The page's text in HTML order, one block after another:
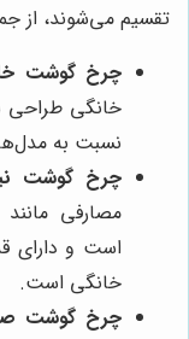
تقسیم می‌شوند، از
چرخ گوشت
خانگی طراحی
نسبت به
چرخ گوشت
مصارفی
است و دارای
خانگی است.
چرخ گوشت